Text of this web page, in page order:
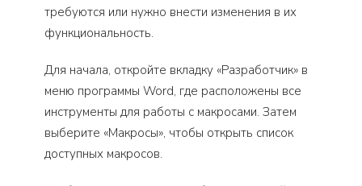
требуются или нужно внести изменения в их
функциональность.
Для начала, откройте вкладку «Разработчик» в
меню программы Word, где расположены все
инструменты для работы с макросами. Затем
выберите «Макросы», чтобы открыть список
доступных макросов.